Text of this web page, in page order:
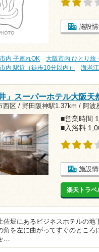
施設
内 子連れOK 大阪市内 ひとり旅
内 駅近（徒歩10分以内）
海老
」スーパーホテル大阪天
西区 / 野田阪神駅1.37km / 阿波
■営業時間
■入浴料
施設
楽天トラベ
佐堀にあるビジネスホテルの地
角を左に曲がってすぐのところ
…